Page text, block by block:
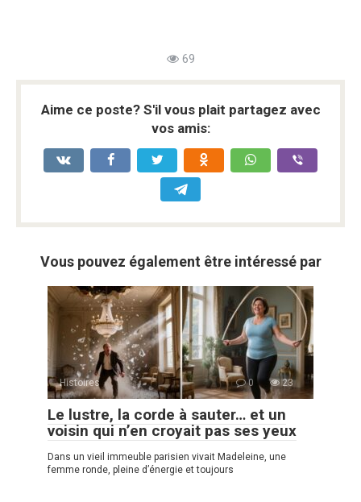
69
Aime ce poste? S'il vous plait partagez avec
vos amis:
Vous pouvez également être intéressé par
Histoires 0 23
Le lustre, la corde à sauter… et un
voisin qui n’en croyait pas ses yeux
Dans un vieil immeuble parisien vivait Madeleine, une
femme ronde, pleine d’énergie et toujours